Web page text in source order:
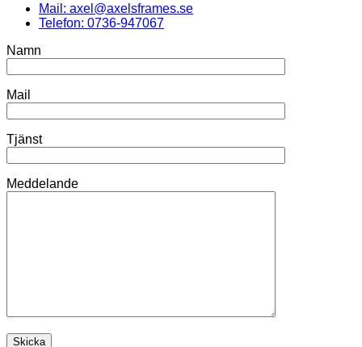
Mail: axel@axelsframes.se
Telefon: 0736-947067
Namn
Mail
Tjänst
Meddelande